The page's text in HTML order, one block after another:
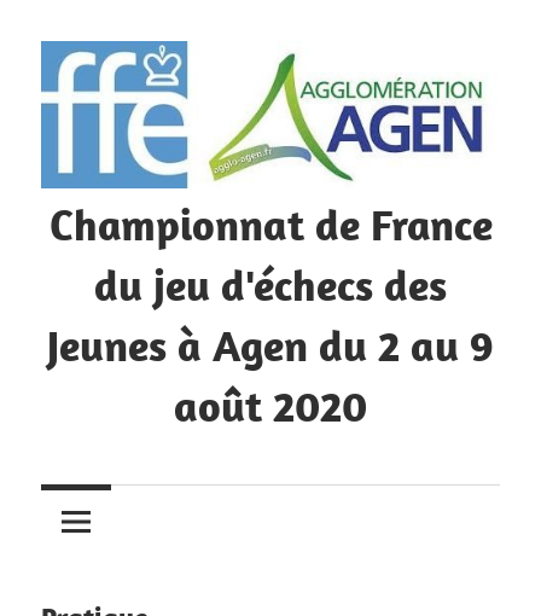
to
content
Championnat de France
du jeu d'échecs des
Jeunes à Agen du 2 au 9
août 2020